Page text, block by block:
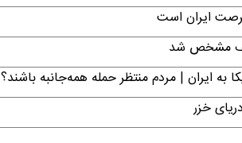
ایران است
مشخص شد
ایران | مردم منتظر حمله همه‌جانبه باشند؟
خزر